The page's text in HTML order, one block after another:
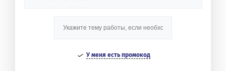
У меня есть промокод